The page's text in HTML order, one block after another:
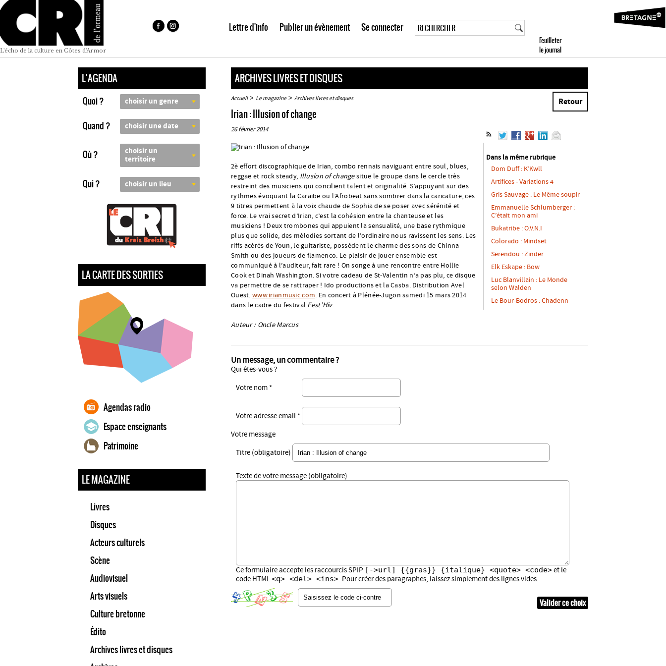
L'écho de la culture en Côtes d'Armor
Lettre d'info Publier un évènement Se connecter
L'AGENDA
Quoi ? choisir un genre
Quand ? choisir une date
Où ?
choisir un
territoire
Qui ? choisir un lieu
LA CARTE DES SORTIES
Agendas radio
Espace enseignants
Patrimoine
LE MAGAZINE
Livres
Disques
Acteurs culturels
Scène
Audiovisuel
Arts visuels
Culture bretonne
Édito
Archives livres et disques
ARCHIVES LIVRES ET DISQUES
Accueil> Le magazine> Archives livres et disques Retour
Irian : Illusion of change
26 février 2014
2è effort discographique de Irian, combo rennais naviguant entre soul, blues,
reggae et rock steady, Illusion of changesitue le groupe dans le cercle très
restreint des musiciens qui concilient talent et originalité. S’appuyant sur des
rythmes évoquant la Caraïbe ou l’Afrobeat sans sombrer dans la caricature, ces
9 titres permettent à la voix chaude de Sophia de se poser avec sérénité et
force. Le vrai secret d’Irian, c’est la cohésion entre la chanteuse et les
musiciens ! Deux trombones qui appuient la sensualité, une base rythmique
plus que solide, des mélodies sortant de l’ordinaire nous ravissent les sens. Les
riffs acérés de Youn, le guitariste, possèdent le charme des sons de Chinna
Smith ou des joueurs de flamenco. Le plaisir de jouer ensemble est
communiqué à l’auditeur, fait rare ! On songe à une rencontre entre Hollie
Cook et Dinah Washington. Si votre cadeau de St-Valentin n’a pas plu, ce disque
va permettre de se rattraper ! Ido productions et la Casba. Distribution Avel
Ouest. www.irianmusic.com. En concert à Plénée-Jugon samedi 15 mars 2014
dans le cadre du festival Fest’Hiv.
Auteur : Oncle Marcus
Dans la même rubrique
Dom Duff : K’Kwll
Artifices - Variations 4
Gris Sauvage : Le Même soupir
Emmanuelle Schlumberger :
C’était mon ami
Bukatribe : O.V.N.I
Colorado : Mindset
Serendou : Zinder
Elk Eskape : Bow
Luc Blanvillain : Le Monde
selon Walden
Le Bour-Bodros : Chadenn
Un message, un commentaire ?
Qui êtes-vous ?
Votre nom *
Votre adresse email *
Votre message
Titre (obligatoire)
Texte de votre message (obligatoire)
Ce formulaire accepte les raccourcis SPIP [->url] {{gras}} {italique} <quote> <code>et le
code HTML<q> <del> <ins>. Pour créer des paragraphes, laissez simplement des lignes vides.